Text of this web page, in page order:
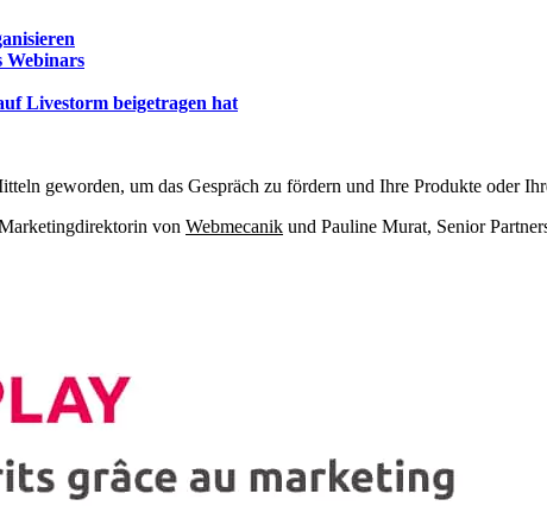
Webinars
Livestorm beigetragen hat
geworden, um das Gespräch zu fördern und Ihre Produkte oder
von Webmecanik und Pauline Murat, Senior